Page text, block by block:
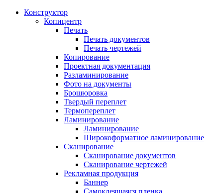
Конструктор
Копицентр
Печать
Печать документов
Печать чертежей
Копирование
Проектная документация
Разламинирование
Фото на документы
Брошюровка
Твердый переплет
Термопереплет
Ламинирование
Ламинирование
Широкоформатное ламинирование
Сканирование
Сканирование документов
Сканирование чертежей
Рекламная продукция
Баннер
Самоклеящаяся пленка